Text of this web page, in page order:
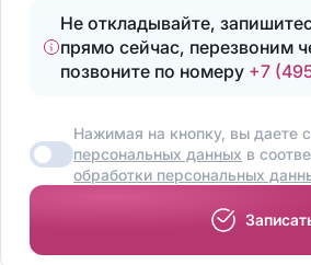
Не откладывайте,
прямо сейчас, перезвоним
позвоните по номеру +7
Нажимая на кнопку, вы даете
персональных данных в
обработки персональных